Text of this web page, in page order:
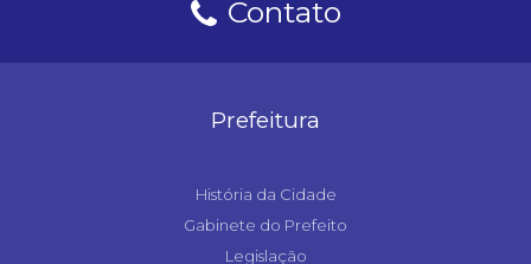
Contato
Prefeitura
História da Cidade
Gabinete do Prefeito
Legislação